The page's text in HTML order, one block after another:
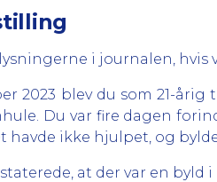
i journalen, hvis
2023 blev du som 21-
Du var fire dagen
havde ikke hjulpet, og
at der var en byld